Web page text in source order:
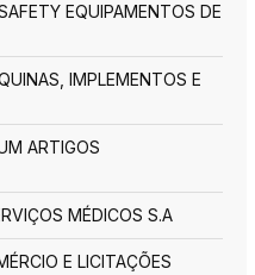
EQUIPAMENTOS DE
IMPLEMENTOS E
ARTIGOS
MÉDICOS S.A
E LICITAÇÕES